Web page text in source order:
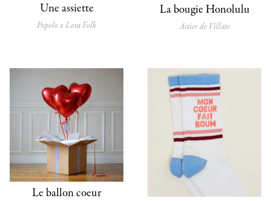
Une assiette
Popolo x Lora Folk
La bougie Honolulu
Astier de Villate
Le ballon coeur